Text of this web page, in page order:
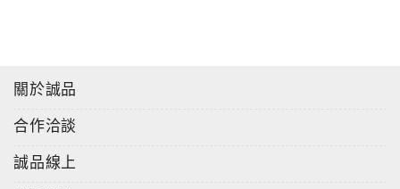
關於誠品
合作洽談
誠品線上